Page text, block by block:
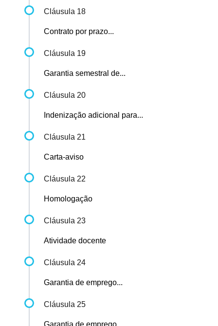
Cláusula 18
Contrato por prazo...
Cláusula 19
Garantia semestral de...
Cláusula 20
Indenização adicional para...
Cláusula 21
Carta-aviso
Cláusula 22
Homologação
Cláusula 23
Atividade docente
Cláusula 24
Garantia de emprego...
Cláusula 25